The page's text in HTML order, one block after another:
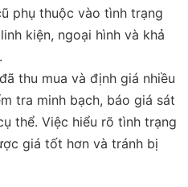
phụ thuộc vào tình trạng
kiện, ngoại hình và khả
thu mua và định giá nhiều
tra minh bạch, báo giá sát
thể. Việc hiểu rõ tình trạng
giá tốt hơn và tránh bị